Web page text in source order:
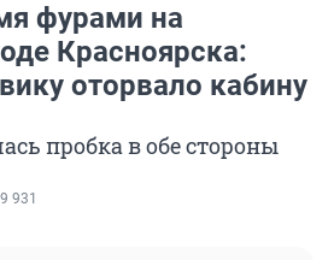
фурами на
Красноярска:
оторвало кабину
пробка в обе стороны
9 931